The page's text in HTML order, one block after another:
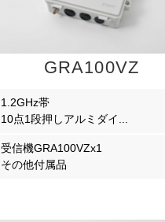
GRA100VZ
1.2GHz帯
10点1段押しアルミダイ...
受信機GRA100VZx1
その他付属品